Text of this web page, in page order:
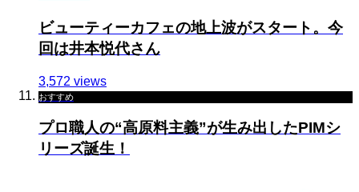
ビューティーカフェの地上波がスタート。今
回は井本悦代さん
3,572 views
おすすめ
プロ職人の“高原料主義”が生み出したPIMシ
リーズ誕生！